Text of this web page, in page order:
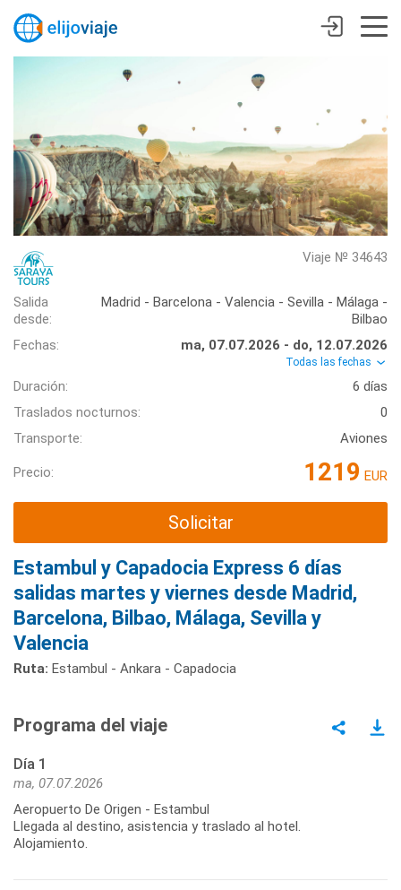
Viaje № 34643
Salida
desde:
Madrid - Barcelona - Valencia - Sevilla - Málaga -
Bilbao
Fechas:
ma, 07.07.2026 - do, 12.07.2026
Todas las fechas
Duración:
6 días
Traslados nocturnos:
0
Transporte:
Aviones
Precio: 1219 EUR
Solicitar
Estambul y Capadocia Express 6 días
salidas martes y viernes desde Madrid,
Barcelona, Bilbao, Málaga, Sevilla y
Valencia
Ruta: Estambul - Ankara - Capadocia
Programa del viaje
Día 1
ma, 07.07.2026
Aeropuerto De Origen - Estambul
Llegada al destino, asistencia y traslado al hotel.
Alojamiento.